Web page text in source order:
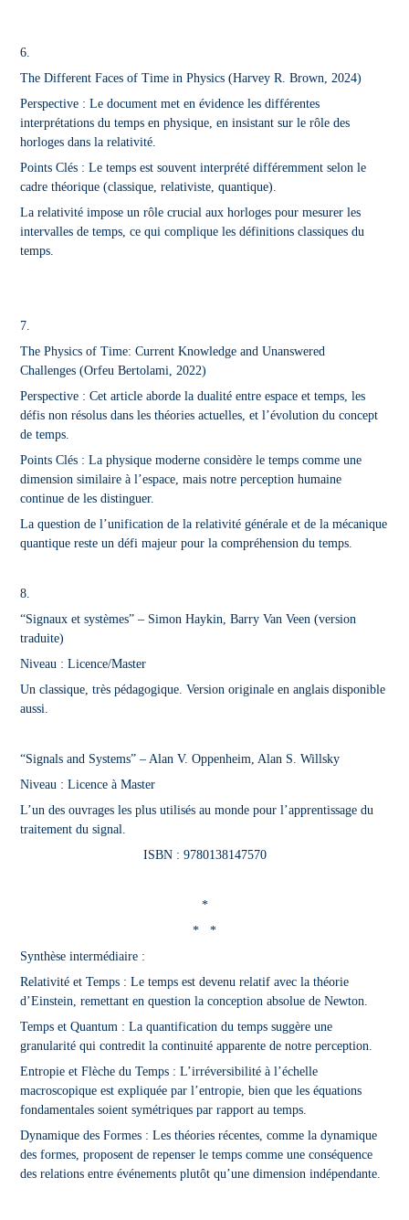
6.
The Different Faces of Time in Physics (Harvey R. Brown, 2024)
Perspective : Le document met en évidence les différentes
interprétations du temps en physique, en insistant sur le rôle des
horloges dans la relativité.
Points Clés : Le temps est souvent interprété différemment selon le
cadre théorique (classique, relativiste, quantique).
La relativité impose un rôle crucial aux horloges pour mesurer les
intervalles de temps, ce qui complique les définitions classiques du
temps.
7.
The Physics of Time: Current Knowledge and Unanswered
Challenges (Orfeu Bertolami, 2022)
Perspective : Cet article aborde la dualité entre espace et temps, les
défis non résolus dans les théories actuelles, et l’évolution du concept
de temps.
Points Clés : La physique moderne considère le temps comme une
dimension similaire à l’espace, mais notre perception humaine
continue de les distinguer.
La question de l’unification de la relativité générale et de la mécanique
quantique reste un défi majeur pour la compréhension du temps.
8.
“Signaux et systèmes” – Simon Haykin, Barry Van Veen (version
traduite)
Niveau : Licence/Master
Un classique, très pédagogique. Version originale en anglais disponible
aussi.
“Signals and Systems” – Alan V. Oppenheim, Alan S. Willsky
Niveau : Licence à Master
L’un des ouvrages les plus utilisés au monde pour l’apprentissage du
traitement du signal.
ISBN : 9780138147570
*
* *
Synthèse intermédiaire :
Relativité et Temps : Le temps est devenu relatif avec la théorie
d’Einstein, remettant en question la conception absolue de Newton.
Temps et Quantum : La quantification du temps suggère une
granularité qui contredit la continuité apparente de notre perception.
Entropie et Flèche du Temps : L’irréversibilité à l’échelle
macroscopique est expliquée par l’entropie, bien que les équations
fondamentales soient symétriques par rapport au temps.
Dynamique des Formes : Les théories récentes, comme la dynamique
des formes, proposent de repenser le temps comme une conséquence
des relations entre événements plutôt qu’une dimension indépendante.